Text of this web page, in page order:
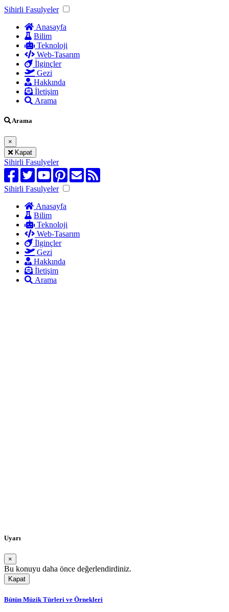
Sihirli Fasulyeler
Anasayfa
Bilim
Teknoloji
Web-Tasarım
İlginçler
Gezi
Hakkında
İletişim
Arama
Arama
×
Kapat
Sihirli Fasulyeler
Sihirli Fasulyeler
Anasayfa
Bilim
Teknoloji
Web-Tasarım
İlginçler
Gezi
Hakkında
İletişim
Arama
Uyarı
×
Bu konuyu daha önce değerlendirdiniz.
Kapat
Yükleniyor...
Bütün Müzik Türleri ve Örnekleri